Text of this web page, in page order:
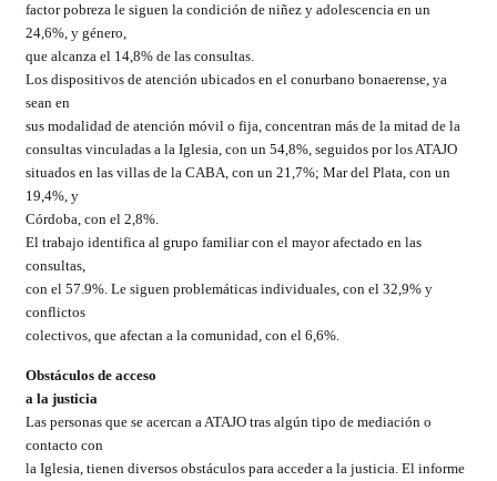
factor pobreza le siguen la condición de niñez y adolescencia en un
24,6%, y género,
que alcanza el 14,8% de las consultas.
Los dispositivos de atención ubicados en el conurbano bonaerense, ya
sean en
sus modalidad de atención móvil o fija, concentran más de la mitad de la
consultas vinculadas a la Iglesia, con un 54,8%, seguidos por los ATAJO
situados en las villas de la CABA, con un 21,7%; Mar del Plata, con un
19,4%, y
Córdoba, con el 2,8%.
El trabajo identifica al grupo familiar con el mayor afectado en las
consultas,
con el 57.9%. Le siguen problemáticas individuales, con el 32,9% y
conflictos
colectivos, que afectan a la comunidad, con el 6,6%.
Obstáculos de acceso
a la justicia
Las personas que se acercan a ATAJO tras algún tipo de mediación o
contacto con
la Iglesia, tienen diversos obstáculos para acceder a la justicia. El informe